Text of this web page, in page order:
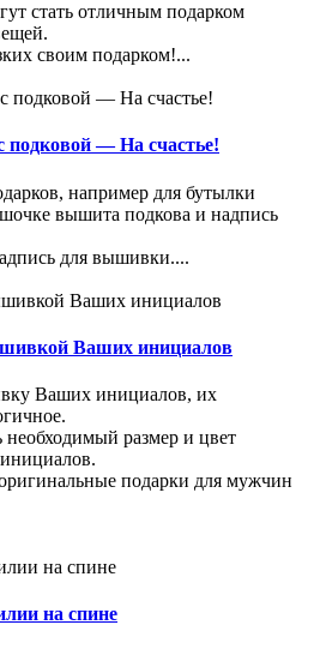
стать отличным подарком
своим подарком!...
— На счастье!
например для бутылки
вышита подкова и надпись
для вышивки....
Ваших инициалов
Ваших инициалов, их
размер и цвет
подарки для мужчин
на спине